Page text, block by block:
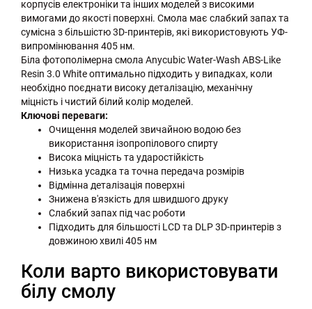
корпусів електроніки та інших моделей з високими
вимогами до якості поверхні. Смола має слабкий запах та
сумісна з більшістю 3D-принтерів, які використовують УФ-
випромінювання 405 нм.
Біла фотополімерна смола Anycubic Water-Wash ABS-Like
Resin 3.0 White оптимально підходить у випадках, коли
необхідно поєднати високу деталізацію, механічну
міцність і чистий білий колір моделей.
Ключові переваги:
Очищення моделей звичайною водою без
використання ізопропілового спирту
Висока міцність та ударостійкість
Низька усадка та точна передача розмірів
Відмінна деталізація поверхні
Знижена в'язкість для швидшого друку
Слабкий запах під час роботи
Підходить для більшості LCD та DLP 3D-принтерів з
довжиною хвилі 405 нм
Коли варто використовувати
білу смолу